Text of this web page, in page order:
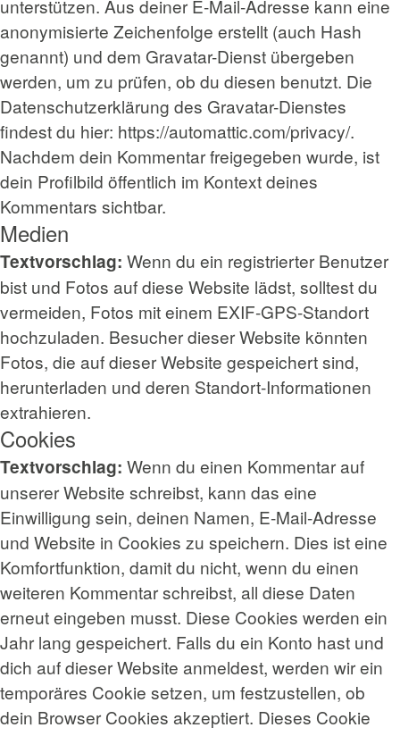
unterstützen. Aus deiner E-Mail-Adresse kann eine
anonymisierte Zeichenfolge erstellt (auch Hash
genannt) und dem Gravatar-Dienst übergeben
werden, um zu prüfen, ob du diesen benutzt. Die
Datenschutzerklärung des Gravatar-Dienstes
findest du hier: https://automattic.com/privacy/.
Nachdem dein Kommentar freigegeben wurde, ist
dein Profilbild öffentlich im Kontext deines
Kommentars sichtbar.
Medien
Textvorschlag: Wenn du ein registrierter Benutzer
bist und Fotos auf diese Website lädst, solltest du
vermeiden, Fotos mit einem EXIF-GPS-Standort
hochzuladen. Besucher dieser Website könnten
Fotos, die auf dieser Website gespeichert sind,
herunterladen und deren Standort-Informationen
extrahieren.
Cookies
Textvorschlag: Wenn du einen Kommentar auf
unserer Website schreibst, kann das eine
Einwilligung sein, deinen Namen, E-Mail-Adresse
und Website in Cookies zu speichern. Dies ist eine
Komfortfunktion, damit du nicht, wenn du einen
weiteren Kommentar schreibst, all diese Daten
erneut eingeben musst. Diese Cookies werden ein
Jahr lang gespeichert. Falls du ein Konto hast und
dich auf dieser Website anmeldest, werden wir ein
temporäres Cookie setzen, um festzustellen, ob
dein Browser Cookies akzeptiert. Dieses Cookie